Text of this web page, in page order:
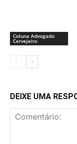
Coluna Advogado
Cervejeiro
DEIXE UMA